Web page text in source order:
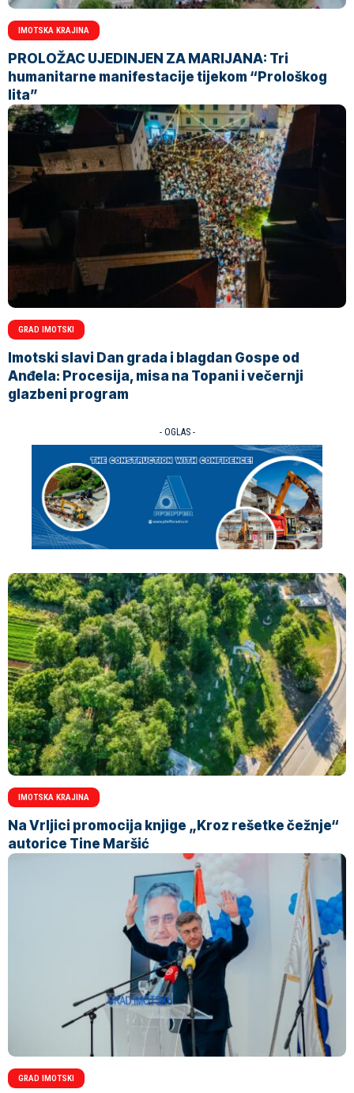
IMOTSKA KRAJINA
PROLOŽAC UJEDINJEN ZA MARIJANA: Tri
humanitarne manifestacije tijekom “Prološkog
lita”
GRAD IMOTSKI
Imotski slavi Dan grada i blagdan Gospe od
Anđela: Procesija, misa na Topani i večernji
glazbeni program
- OGLAS -
IMOTSKA KRAJINA
Na Vrljici promocija knjige „Kroz rešetke čežnje“
autorice Tine Maršić
GRAD IMOTSKI